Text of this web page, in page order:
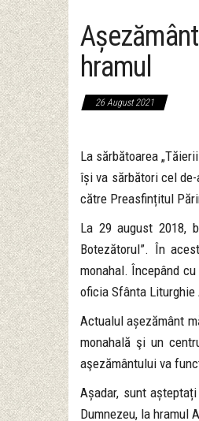
hramul
26 August 2021
La sărbătoarea
își va sărbători cel
către Preasfințitul
La 29 august 2018,
Botezătorul”. În
monahal. Începând cu
oficia Sfânta Liturghie
Actualul așezământ
monahală şi un
aşezământului va
Așadar, sunt
Dumnezeu, la hramul